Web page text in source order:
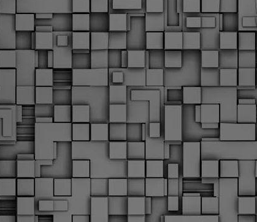
Το ΣτΕ απέρριψε οριστικά την προσφυγή της ΑΔΕΔΥ και ενός
εκπαιδευτικού για την επαναφορά των δώρων Χριστουγέννων,
Πάσχα και θερινής άδειας (13ος και 14ος μισθός) στους
εργαζόμενους του δημόσιου τομέα, κλείνοντας μια μακρά
διαμάχη δεκαετιών που αφορούσε τις μνημονιακές περικοπές.
Γνωστοποίηση έκδοσης οριστικών αποτελεσμάτων –
Παροχή οδηγιών.
► Δείτε/κατεβάστε την πολυαναμενόμενη εγκύκλιο του Υπ.
FEB
1
Με διαρροή 2 μέρες πριν την στάση εργασίας
ενημερώνει το ΣτΕ για την απόρριψη της επαναφοράς